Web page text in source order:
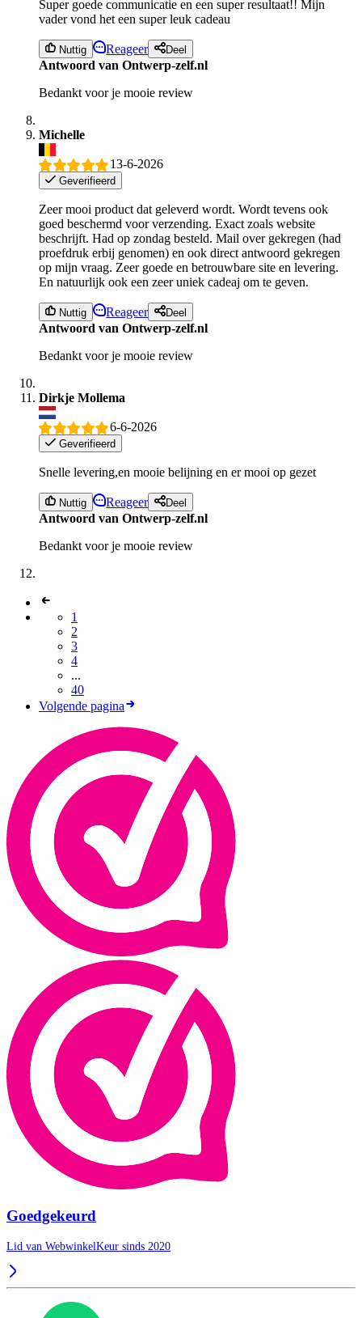
Super goede communicatie en een super resultaat!! Mijn
vader vond het een super leuk cadeau
Nuttig Reageer Deel
Antwoord van Ontwerp-zelf.nl
Bedankt voor je mooie review
Michelle
13-6-2026
Geverifieerd
Zeer mooi product dat geleverd wordt. Wordt tevens ook
goed beschermd voor verzending. Exact zoals website
beschrijft. Had op zondag besteld. Mail over gekregen (had
proefdruk erbij genomen) en ook direct antwoord gekregen
op mijn vraag. Zeer goede en betrouwbare site en levering.
En natuurlijk ook een zeer uniek cadeaj om te geven.
Nuttig Reageer Deel
Antwoord van Ontwerp-zelf.nl
Bedankt voor je mooie review
Dirkje Mollema
6-6-2026
Geverifieerd
Snelle levering,en mooie belijning en er mooi op gezet
Nuttig Reageer Deel
Antwoord van Ontwerp-zelf.nl
Bedankt voor je mooie review
1
2
3
4
...
40
Volgende pagina
Goedgekeurd
Lid van WebwinkelKeur sinds 2020